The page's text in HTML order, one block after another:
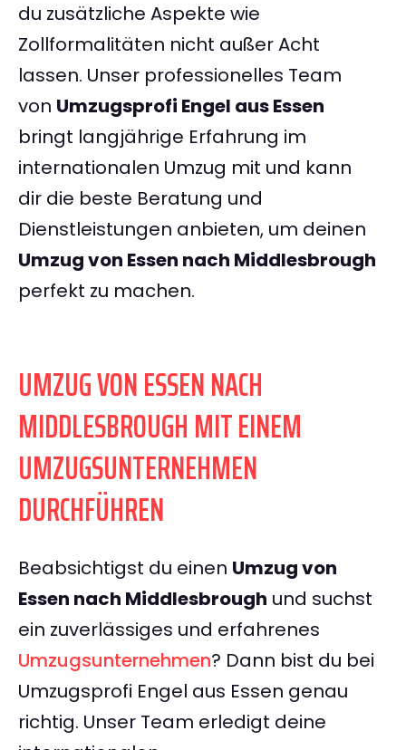
du zusätzliche Aspekte wie
Zollformalitäten nicht außer Acht
lassen. Unser professionelles Team
von Umzugsprofi Engel aus Essen
bringt langjährige Erfahrung im
internationalen Umzug mit und kann
dir die beste Beratung und
Dienstleistungen anbieten, um deinen
Umzug von Essen nach Middlesbrough
perfekt zu machen.
UMZUG VON ESSEN NACH
MIDDLESBROUGH MIT EINEM
UMZUGSUNTERNEHMEN
DURCHFÜHREN
Beabsichtigst du einen Umzug von
Essen nach Middlesbrough und suchst
ein zuverlässiges und erfahrenes
Umzugsunternehmen? Dann bist du bei
Umzugsprofi Engel aus Essen genau
richtig. Unser Team erledigt deine